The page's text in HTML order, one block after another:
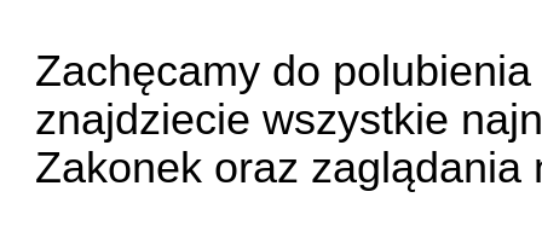
Zachęcamy do
znajdziecie wszystkie
Zakonek oraz